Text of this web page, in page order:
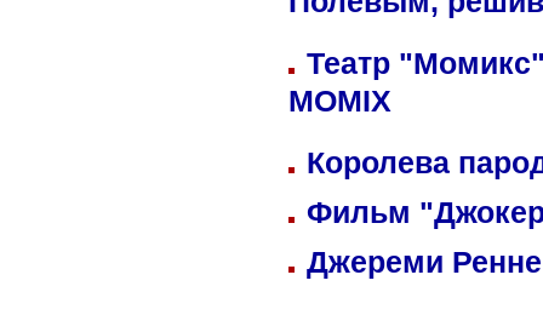
Полевым,
Театр
MOMIX
Королева
Фильм
Джереми